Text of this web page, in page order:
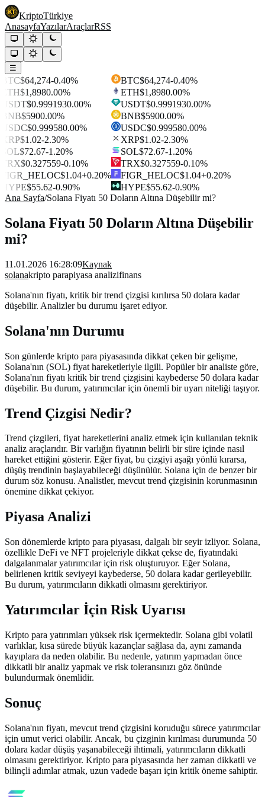
KriptoTürkiye
AnasayfaYazılarAraçlarRSS
☰
BTC$64,274-0.40%
ETH$1,8980.00%
USDT$0.9991930.00%
BNB$5900.00%
USDC$0.999580.00%
XRP$1.02-2.30%
SOL$72.67-1.20%
TRX$0.327559-0.10%
FIGR_HELOC$1.04+0.20%
HYPE$55.62-0.90%
BTC$64,274-0.40%
ETH$1,8980.00%
USDT$0.9991930.00%
BNB$5900.00%
USDC$0.999580.00%
XRP$1.02-2.30%
SOL$72.67-1.20%
TRX$0.327559-0.10%
FIGR_HELOC$1.04+0.20%
HYPE$55.62-0.90%
Ana Sayfa/Solana Fiyatı 50 Doların Altına Düşebilir mi?
Solana Fiyatı 50 Doların Altına Düşebilir
mi?
11.01.2026 16:28:09Kaynak
solanakripto parapiyasa analizifinans
Solana'nın fiyatı, kritik bir trend çizgisi kırılırsa 50 dolara kadar
düşebilir. Analizler bu durumu işaret ediyor.
Solana'nın Durumu
Son günlerde kripto para piyasasında dikkat çeken bir gelişme,
Solana'nın (SOL) fiyat hareketleriyle ilgili. Popüler bir analiste göre,
Solana'nın fiyatı kritik bir trend çizgisini kaybederse 50 dolara kadar
düşebilir. Bu durum, yatırımcılar için önemli bir uyarı niteliği taşıyor.
Trend Çizgisi Nedir?
Trend çizgileri, fiyat hareketlerini analiz etmek için kullanılan teknik
analiz araçlarıdır. Bir varlığın fiyatının belirli bir süre içinde nasıl
hareket ettiğini gösterir. Eğer fiyat, bu çizgiyi aşağı yönlü kırarsa,
düşüş trendinin başlayabileceği düşünülür. Solana için de benzer bir
durum söz konusu. Analistler, mevcut trend çizgisinin korunmasının
önemine dikkat çekiyor.
Piyasa Analizi
Son dönemlerde kripto para piyasası, dalgalı bir seyir izliyor. Solana,
özellikle DeFi ve NFT projeleriyle dikkat çekse de, fiyatındaki
dalgalanmalar yatırımcılar için risk oluşturuyor. Eğer Solana,
belirlenen kritik seviyeyi kaybederse, 50 dolara kadar gerileyebilir.
Bu durum, yatırımcıların dikkatli olmasını gerektiriyor.
Yatırımcılar İçin Risk Uyarısı
Kripto para yatırımları yüksek risk içermektedir. Solana gibi volatil
varlıklar, kısa sürede büyük kazançlar sağlasa da, aynı zamanda
kayıplara da neden olabilir. Bu nedenle, yatırım yapmadan önce
dikkatli bir analiz yapmak ve risk toleransınızı göz önünde
bulundurmak önemlidir.
Sonuç
Solana'nın fiyatı, mevcut trend çizgisini koruduğu sürece yatırımcılar
için umut verici olabilir. Ancak, bu çizginin kırılması durumunda 50
dolara kadar düşüş yaşanabileceği ihtimali, yatırımcıların dikkatli
olmasını gerektiriyor. Kripto para piyasasında her zaman dikkatli ve
bilinçli adımlar atmak, uzun vadede başarı için kritik öneme sahiptir.